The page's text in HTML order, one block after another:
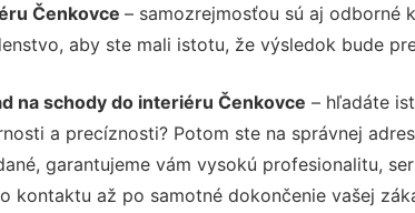
Čenkovce – samozrejmosťou sú aj odborné
aby ste mali istotu, že výsledok bude
na schody do interiéru Čenkovce – hľadáte
a precíznosti? Potom ste na správnej
garantujeme vám vysokú profesionalitu,
kontaktu až po samotné dokončenie vašej